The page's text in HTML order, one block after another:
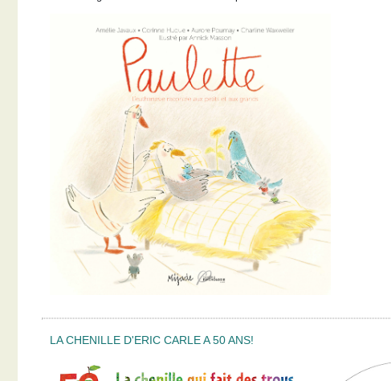
LA CHENILLE D'ERIC CARLE A 50 ANS!